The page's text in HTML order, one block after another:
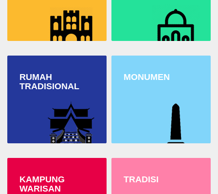
RUMAH
TRADISIONAL
MONUMEN
KAMPUNG
WARISAN
TRADISI